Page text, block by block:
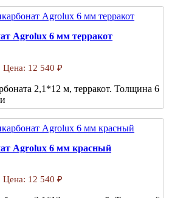
Agrolux 6 мм терракот
Цена: 12 540 ₽
2,1*12 м, терракот. Толщина 6
Agrolux 6 мм красный
Цена: 12 540 ₽